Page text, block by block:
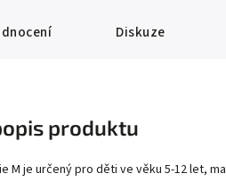
Diskuze
produktu
M je určený pro děti ve věku 5-12 let,